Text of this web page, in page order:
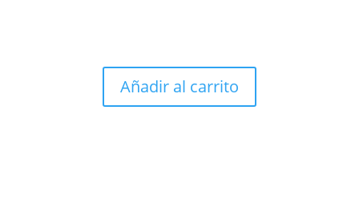
Añadir al carrito